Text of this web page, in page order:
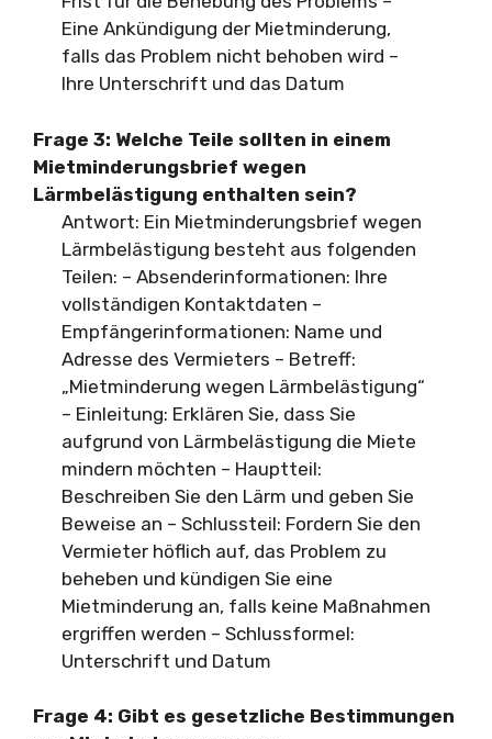
Eine Ankündigung der Mietminderung,
falls das Problem nicht behoben wird –
Ihre Unterschrift und das Datum
Frage 3: Welche Teile sollten in einem
Mietminderungsbrief wegen
Lärmbelästigung enthalten sein?
Antwort: Ein Mietminderungsbrief wegen
Lärmbelästigung besteht aus folgenden
Teilen: – Absenderinformationen: Ihre
vollständigen Kontaktdaten –
Empfängerinformationen: Name und
Adresse des Vermieters – Betreff:
„Mietminderung wegen Lärmbelästigung“
– Einleitung: Erklären Sie, dass Sie
aufgrund von Lärmbelästigung die Miete
mindern möchten – Hauptteil:
Beschreiben Sie den Lärm und geben Sie
Beweise an – Schlussteil: Fordern Sie den
Vermieter höflich auf, das Problem zu
beheben und kündigen Sie eine
Mietminderung an, falls keine Maßnahmen
ergriffen werden – Schlussformel:
Unterschrift und Datum
Frage 4: Gibt es gesetzliche Bestimmungen